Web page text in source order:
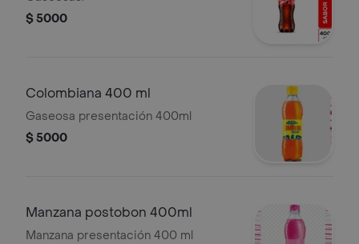
$ 5000
Colombiana 400 ml
Gaseosa presentación 400ml
$ 5000
Manzana postobon 400ml
Manzana presentación 400 ml